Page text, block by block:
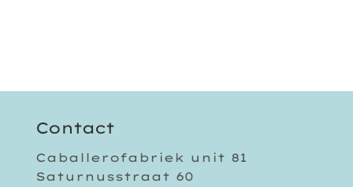
Contact
Caballerofabriek unit 81
Saturnusstraat 60